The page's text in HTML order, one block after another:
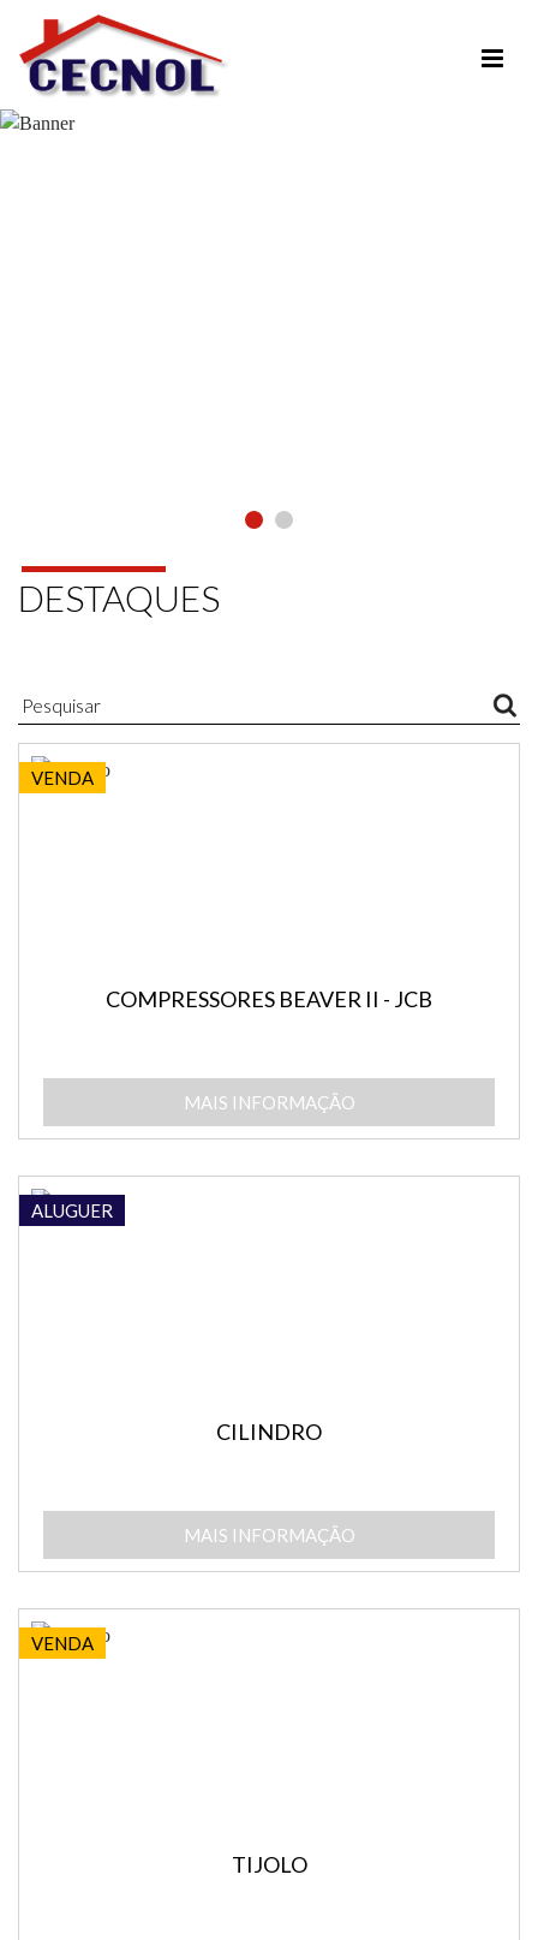
DESTAQUES
VENDA
COMPRESSORES BEAVER II - JCB
MAIS INFORMAÇÃO
ALUGUER
CILINDRO
MAIS INFORMAÇÃO
VENDA
TIJOLO